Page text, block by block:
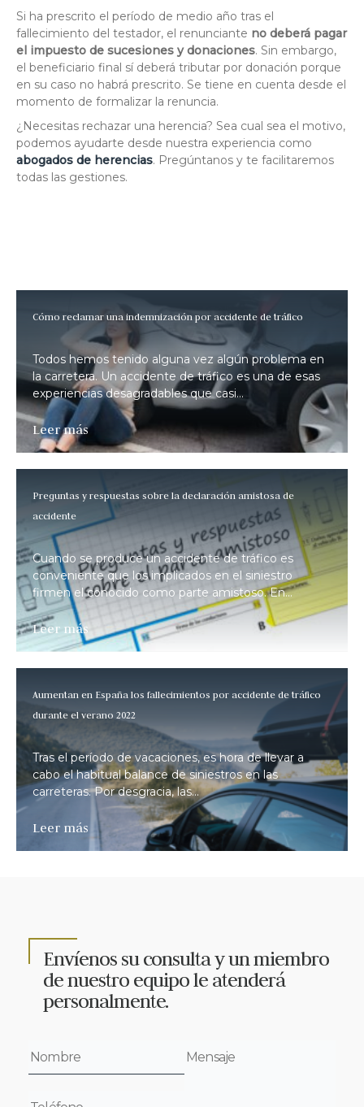
Si ha prescrito el período de medio año tras el
fallecimiento del testador, el renunciante no deberá pagar
el impuesto de sucesiones y donaciones. Sin embargo,
el beneficiario final sí deberá tributar por donación porque
en su caso no habrá prescrito. Se tiene en cuenta desde el
momento de formalizar la renuncia.
¿Necesitas rechazar una herencia? Sea cual sea el motivo,
podemos ayudarte desde nuestra experiencia como
abogados de herencias. Pregúntanos y te facilitaremos
todas las gestiones.
Cómo reclamar una indemnización por accidente de tráfico
Todos hemos tenido alguna vez algún problema en
la carretera. Un accidente de tráfico es una de esas
experiencias desagradables que casi...
Leer más
Preguntas y respuestas sobre la declaración amistosa de
accidente
Cuando se produce un accidente de tráfico es
conveniente que los implicados en el siniestro
firmen el conocido como parte amistoso. En...
Leer más
Aumentan en España los fallecimientos por accidente de tráfico
durante el verano 2022
Tras el período de vacaciones, es hora de llevar a
cabo el habitual balance de siniestros en las
carreteras. Por desgracia, las...
Leer más
Envíenos su consulta y un miembro
de nuestro equipo le atenderá
personalmente.